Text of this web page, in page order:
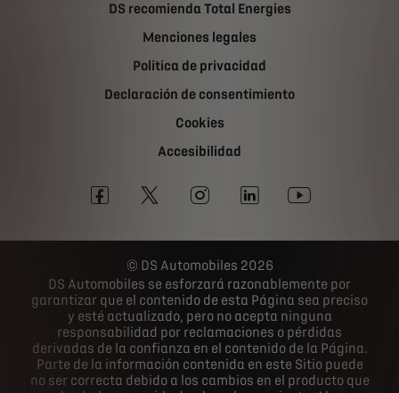
DS recomienda Total Energies
Menciones legales
Politica de privacidad
Declaración de consentimiento
Cookies
Accesibilidad
DS Automobiles 2026
DS Automobiles se esforzará razonablemente por
garantizar que el contenido de esta Página sea preciso
y esté actualizado, pero no acepta ninguna
responsabilidad por reclamaciones o pérdidas
derivadas de la confianza en el contenido de la Página.
Parte de la información contenida en este Sitio puede
no ser correcta debido a los cambios en el producto que